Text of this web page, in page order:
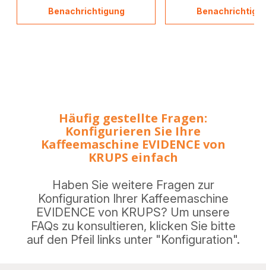
Benachrichtigung
Reinigungsset
für
in
Häufig gestellte Fragen:
Konfigurieren Sie Ihre
Kaffeemaschine EVIDENCE von
KRUPS einfach
Haben Sie weitere Fragen zur
Konfiguration Ihrer Kaffeemaschine
EVIDENCE von KRUPS? Um unsere
FAQs zu konsultieren, klicken Sie bitte
auf den Pfeil links unter "Konfiguration".